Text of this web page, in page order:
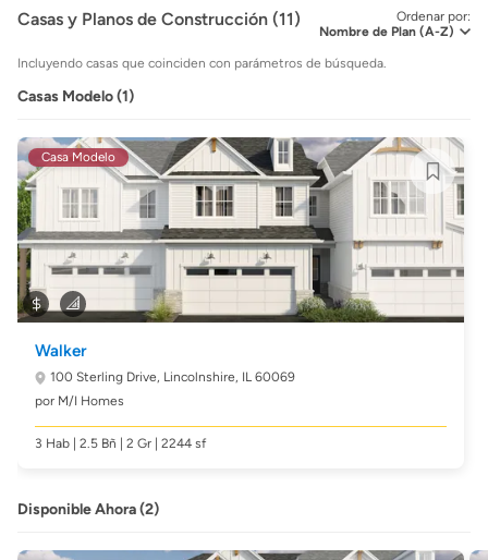
Ordenar por:
Casas y Planos de Construcción (11)
Incluyendo casas que coinciden con parámetros de búsqueda.
Casas Modelo (1)
Casa Modelo
Walker
100 Sterling Drive, Lincolnshire, IL 60069
por M/I Homes
3 Hab | 2.5 Bñ | 2 Gr | 2244 sf
Disponible Ahora (2)